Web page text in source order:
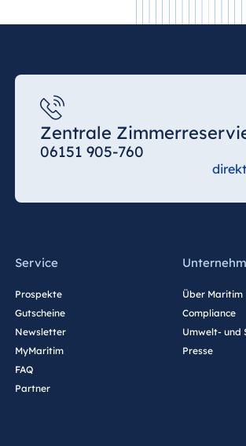
Zentrale
06151 905-760
Service
Prospekte
Gutscheine
Newsletter
MyMaritim
FAQ
Partner
Über Maritim
Compliance
Umwelt- und
Presse